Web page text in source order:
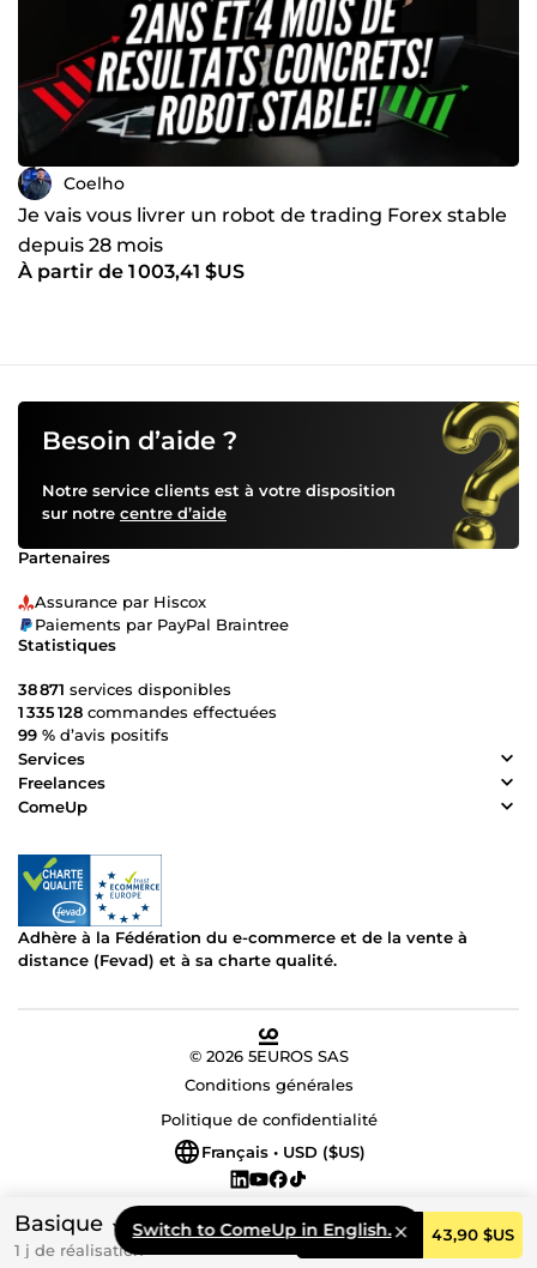
Basique
1 j de réalisation
Commander 43,90 $US
Coelho
Je vais vous livrer un robot de trading Forex stable
depuis 28 mois
À partir de 1 003,41 $US
Switch to ComeUp in English.
Besoin d’aide ?
Notre service clients est à votre disposition
sur notre centre d’aide
Partenaires
Assurance par Hiscox
Paiements par PayPal Braintree
Statistiques
38 871 services disponibles
1 335 128 commandes effectuées
99 % d’avis positifs
Services
Freelances
ComeUp
Adhère à la Fédération du e-commerce et de la vente à
distance (Fevad) et à sa charte qualité.
© 2026 5EUROS SAS
Conditions générales
Politique de confidentialité
Français • USD ($US)